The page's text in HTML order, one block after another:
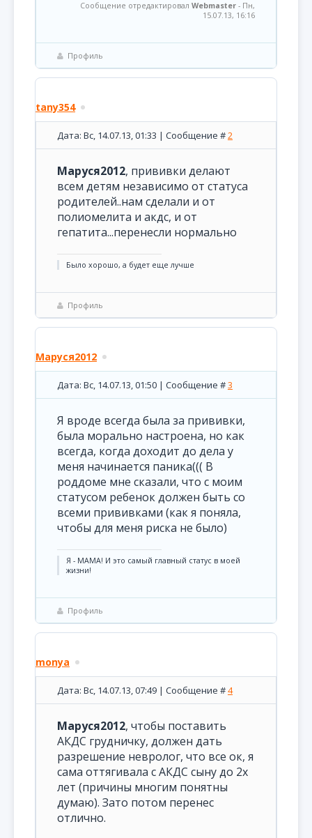
Сообщение отредактировал Webmaster - Пн,
15.07.13, 16:16
Профиль
tany354
Дата: Вс, 14.07.13, 01:33 | Сообщение #2
Маруся2012, прививки делают
всем детям независимо от статуса
родителей..нам сделали и от
полиомелита и акдс, и от
гепатита...перенесли нормально
Было хорошо, а будет еще лучше
Профиль
Маруся2012
Дата: Вс, 14.07.13, 01:50 | Сообщение #3
Я вроде всегда была за прививки,
была морально настроена, но как
всегда, когда доходит до дела у
меня начинается паника((( В
роддоме мне сказали, что с моим
статусом ребенок должен быть со
всеми прививками (как я поняла,
чтобы для меня риска не было)
Я - МАМА! И это самый главный статус в моей
жизни!
Профиль
monya
Дата: Вс, 14.07.13, 07:49 | Сообщение #4
Маруся2012, чтобы поставить
АКДС грудничку, должен дать
разрешение невролог, что все ок, я
сама оттягивала с АКДС сыну до 2х
лет (причины многим понятны
думаю). Зато потом перенес
отлично.